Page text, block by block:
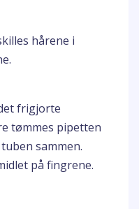
hårene i
frigjorte
tømmes pipetten
sammen.
på fingrene.